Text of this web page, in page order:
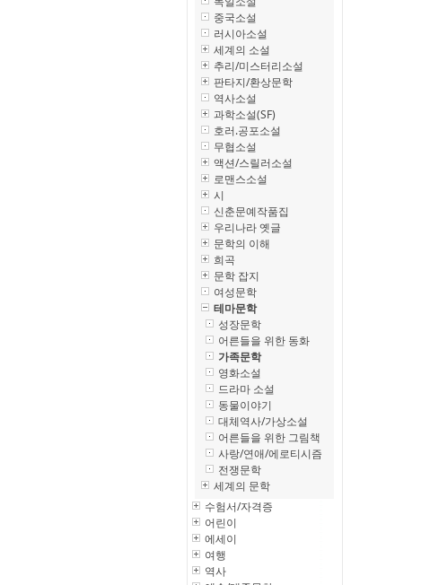
중국소설
러시아소설
세계의 소설
추리/미스터리소설
판타지/환상문학
역사소설
과학소설(SF)
호러.공포소설
무협소설
액션/스릴러소설
로맨스소설
시
신춘문예작품집
우리나라 옛글
문학의 이해
희곡
문학 잡지
여성문학
테마문학
성장문학
어른들을 위한 동화
가족문학
영화소설
드라마 소설
동물이야기
대체역사/가상소설
어른들을 위한 그림책
사랑/연애/에로티시즘
전쟁문학
세계의 문학
수험서/자격증
어린이
에세이
여행
역사